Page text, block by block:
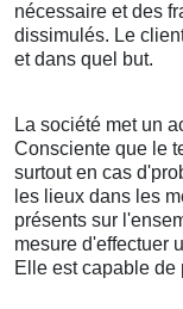
nécessaire et des
dissimulés. Le
et dans quel but.
La société met un
Consciente que le
surtout en cas
les lieux dans les
présents sur
mesure d'effectuer
Elle est capable